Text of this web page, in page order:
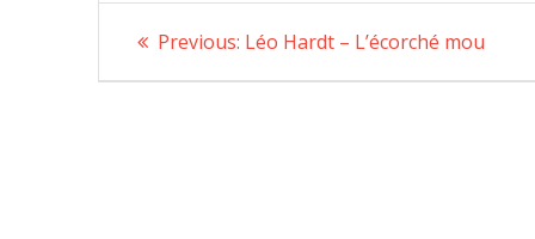
Navigation
de
Previous: Previous
Léo Hardt – L’écorché mou